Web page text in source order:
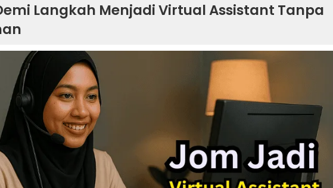
Assistant (VA) dan Tugas Utamanya
Langkah Menjadi Virtual Assistant
Fahami Kemahiran Asas Yang Diperlukan
Servis Yang Ingin Anda Tawarkan
Lengkapkan Latihan Asas Secara Percuma
Sediakan Portfolio Ringkas Untuk Meyakinkan Klien
Langkah Menjadi Virtual Assistant Tanpa